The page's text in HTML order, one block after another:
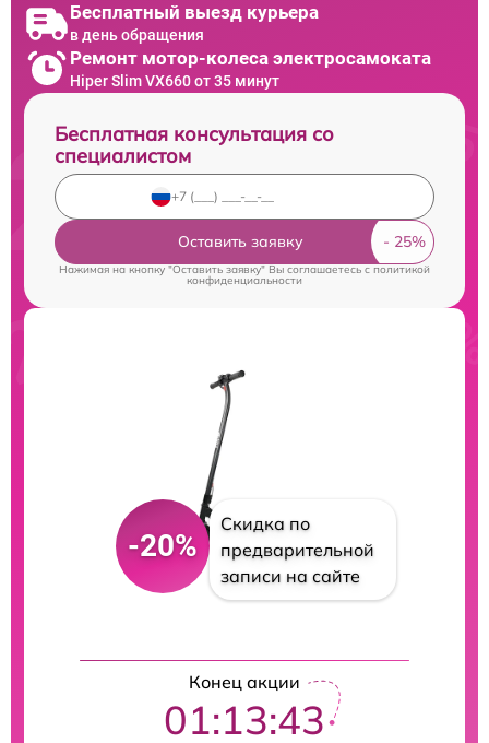
Бесплатный выезд курьера
в день обращения
Ремонт мотор-колеса электросамоката
Hiper Slim VX660 от 35 минут
Бесплатная консультация со
специалистом
Оставить заявку
Нажимая на кнопку "Оставить заявку" Вы соглашаетесь cполитикой
конфиденциальности
-20%
Скидка по
предварительной
записи на сайте
Конец акции
01:13:42